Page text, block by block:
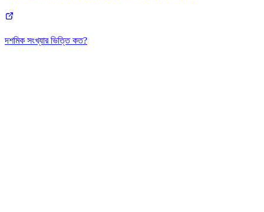
দশমিক সংখ্যার ভিত্তি কত?